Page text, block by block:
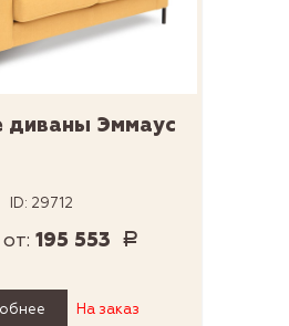
диваны Эммаус
ID: 29712
195 553 Р
На заказ